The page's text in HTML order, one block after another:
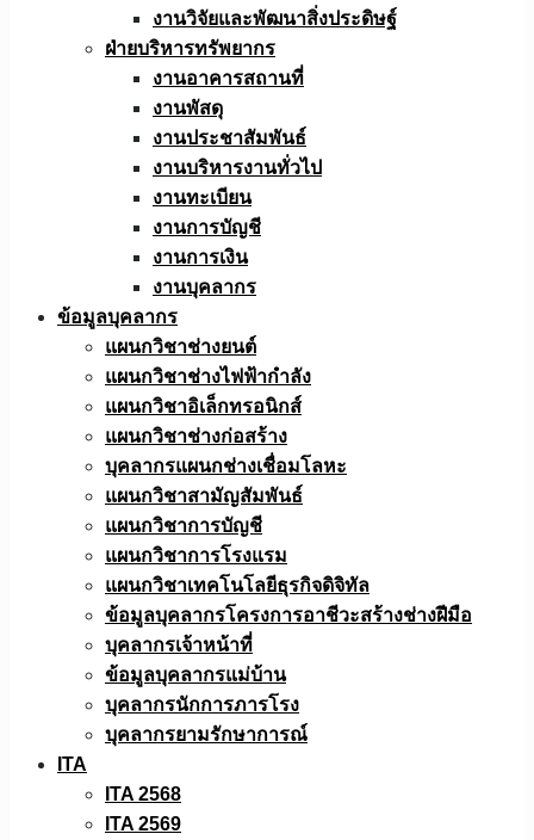
งานวิจัยและพัฒนาสิ่งประดิษฐ์
ฝ่ายบริหารทรัพยากร
งานอาคารสถานที่
งานพัสดุ
งานประชาสัมพันธ์
งานบริหารงานทั่วไป
งานทะเบียน
งานการบัญชี
งานการเงิน
งานบุคลากร
ข้อมูลบุคลากร
แผนกวิชาช่างยนต์
แผนกวิชาช่างไฟฟ้ากำลัง
แผนกวิชาอิเล็กทรอนิกส์
แผนกวิชาช่างก่อสร้าง
บุคลากรแผนกช่างเชื่อมโลหะ
แผนกวิชาสามัญสัมพันธ์
แผนกวิชาการบัญชี
แผนกวิชาการโรงแรม
แผนกวิชาเทคโนโลยีธุรกิจดิจิทัล
ข้อมูลบุคลากรโครงการอาชีวะสร้างช่างฝีมือ
บุคลากรเจ้าหน้าที่
ข้อมูลบุคลากรแม่บ้าน
บุคลากรนักการภารโรง
บุคลากรยามรักษาการณ์
ITA
ITA 2568
ITA 2569